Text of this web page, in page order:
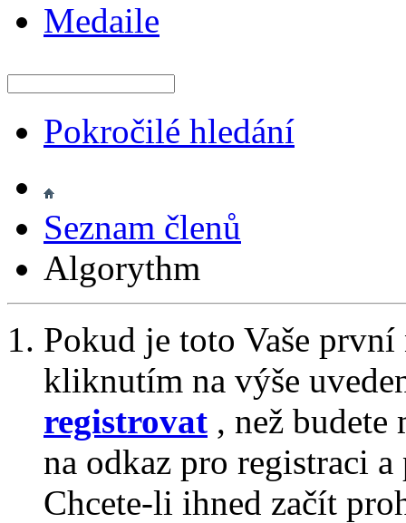
Medaile
Pokročilé hledání
Seznam členů
Algorythm
Pokud je toto Vaše
kliknutím na výše
registrovat , než
na odkaz pro registraci
Chcete-li ihned začít